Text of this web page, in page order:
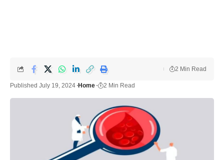
Published July 19, 2024 Home 2 Min Read
2 Min Read